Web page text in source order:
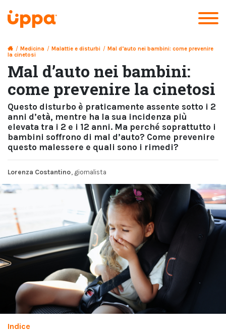
/ Medicina / Malattie e disturbi / Mal d’auto nei bambini: come prevenire
la cinetosi
Mal d’auto nei bambini:
come prevenire la cinetosi
Questo disturbo è praticamente assente sotto i 2
anni d’età, mentre ha la sua incidenza più
elevata tra i 2 e i 12 anni. Ma perché soprattutto i
bambini soffrono di mal d’auto? Come prevenire
questo malessere e quali sono i rimedi?
Lorenza Costantino, giornalista
Indice